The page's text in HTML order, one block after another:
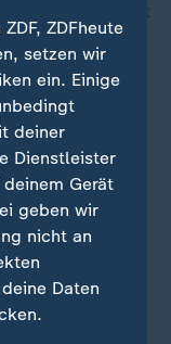
er jedoch weit
darauf, als Pedri
Position
chippte
einiger
völlig frei
schüttelte sich
als Nuno
Unai Simón
ZDFheute
setzen wir
ein. Einige
deiner
Dienstleister
Gerät
geben wir
nicht an
Daten